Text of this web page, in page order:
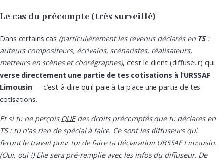
Le cas du précompte (très surveillé)
Dans certains cas (particulièrement les revenus déclarés en TS:
auteurs compositeurs, écrivains, scénaristes, réalisateurs,
metteurs en scènes et chorégraphes), c’est le client (diffuseur) qui
verse directement une partie de tes cotisations à l’URSSAF
Limousin — c’est-à-dire qu'il paie à ta place une partie de tes
cotisations.
Et si tu ne perçois QUEdes droits précomptés que tu déclares en
TS : tu n'as rien de spécial à faire. Ce sont les diffuseurs qui
feront le travail pour toi de faire ta déclaration URSSAF Limousin.
(Oui, oui !) Elle sera pré-remplie avec les infos du diffuseur. De